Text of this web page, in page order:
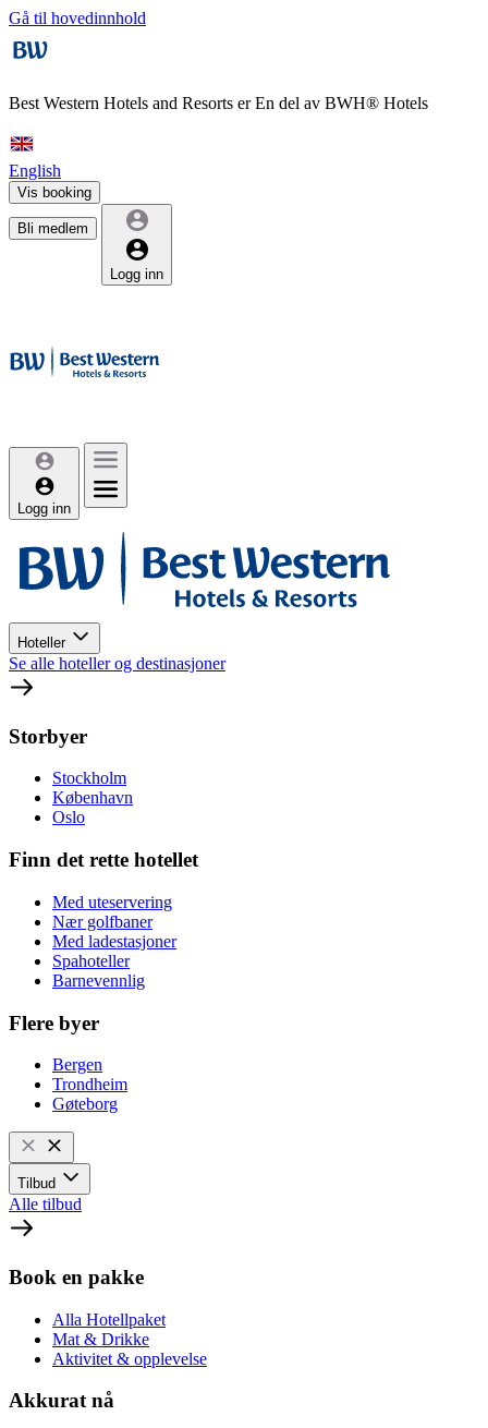
Gå til hovedinnhold
Best Western Hotels and Resorts erEn del av BWH® Hotels
English
Vis booking
Bli medlem
Logg inn
Logg inn
Hoteller
Se alle hoteller og destinasjoner
Storbyer
Stockholm
København
Oslo
Finn det rette hotellet
Med uteservering
Nær golfbaner
Med ladestasjoner
Spahoteller
Barnevennlig
Flere byer
Bergen
Trondheim
Gøteborg
Tilbud
Alle tilbud
Book en pakke
Alla Hotellpaket
Mat & Drikke
Aktivitet & opplevelse
Akkurat nå